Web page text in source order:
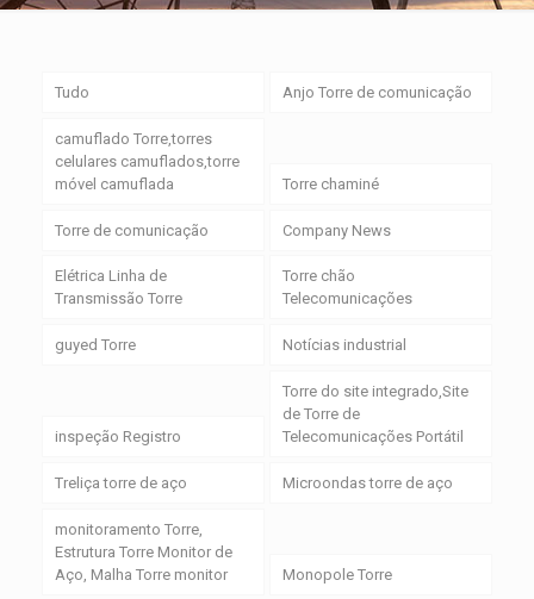
Tudo Anjo Torre de comunicação
camuflado Torre,torres
celulares camuflados,torre
móvel camuflada
Torre chaminé
Torre de comunicação Company News
Elétrica Linha de
Transmissão Torre
Torre chão
Telecomunicações
guyed Torre Notícias industrial
inspeção Registro
Torre do site integrado,Site
de Torre de
Telecomunicações Portátil
Treliça torre de aço Microondas torre de aço
monitoramento Torre,
Estrutura Torre Monitor de
Aço, Malha Torre monitor
Monopole Torre